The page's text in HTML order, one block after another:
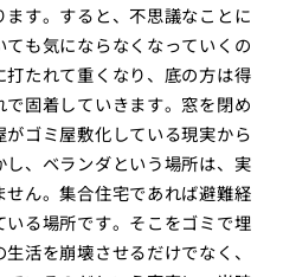
す。すると、不思議なことに
も気にならなくなっていくの
たれて重くなり、底の方は得
固着していきます。窓を閉め
ゴミ屋敷化している現実から
、ベランダという場所は、実
ん。集合住宅であれば避難経
る場所です。そこをゴミで埋
活を崩壊させるだけでなく、